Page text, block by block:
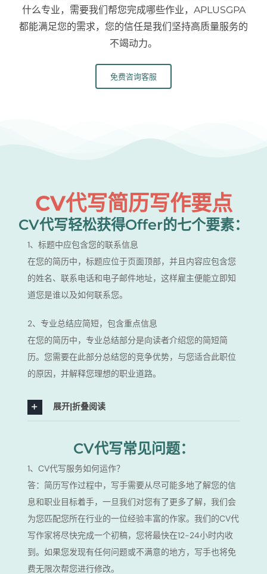
什么专业，需要我们帮您完成哪些作业，APLUSGPA
都能满足您的需求，您的信任是我们坚持高质量服务的
不竭动力。
免费咨询客服
CV代写简历写作要点
CV代写轻松获得offer的七个要素：
1、标题中应包含您的联系信息
在您的简历中，标题应位于页面顶部，并且内容应包含您
的姓名、联系电话和电子邮件地址，这样雇主便能立即知
道您是谁以及如何联系您。
2、专业总结应简短，包含重点信息
在您的简历中，专业总结部分是向读者介绍您的简短简
历。您需要在此部分总结您的竞争优势，与您适合此职位
的原因，并解释您理想的职业道路。
展开|折叠阅读
CV代写常见问题：
1、CV代写服务如何运作？
答：简历写作过程中，写手需要从尽可能多地了解您的信
息和职业目标着手，一旦我们对您有了更多了解，我们会
为您匹配您所在行业的一位经验丰富的作家。我们的CV代
写作家将尽快完成一个初稿，您将最快在12-24小时内收
到。如果您发现有任何问题或不满意的地方，写手也将免
费无限次帮您进行修改。